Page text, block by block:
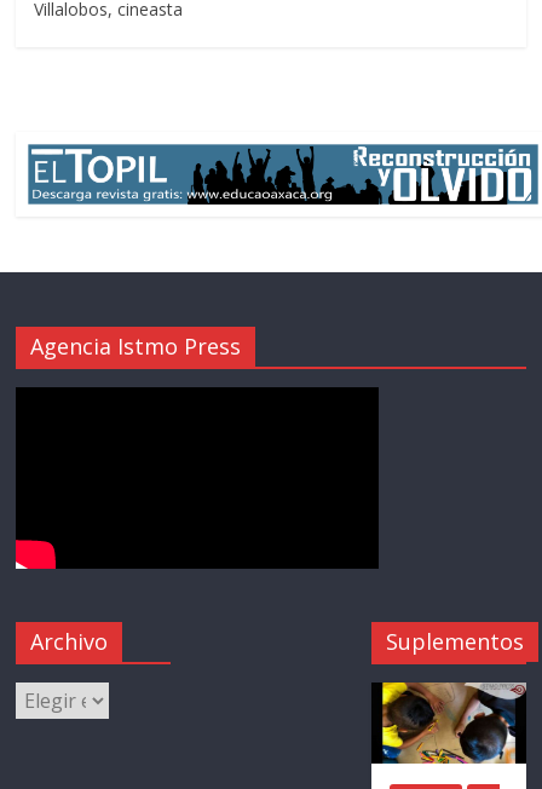
Villalobos, cineasta
Agencia Istmo Press
Archivo Suplementos